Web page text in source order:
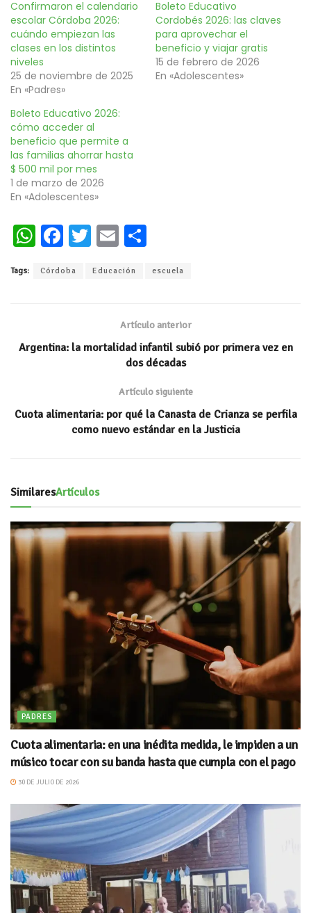
Confirmaron el calendario
escolar Córdoba 2026:
cuándo empiezan las
clases en los distintos
niveles
25 de noviembre de 2025
En «Padres»
Boleto Educativo
Cordobés 2026: las claves
para aprovechar el
beneficio y viajar gratis
15 de febrero de 2026
En «Adolescentes»
Boleto Educativo 2026:
cómo acceder al
beneficio que permite a
las familias ahorrar hasta
$ 500 mil por mes
1 de marzo de 2026
En «Adolescentes»
W
at
p
Fa
b
T
tt
E
ai
m
ar
ti
r
Tags: Córdoba Educación escuela
Artículo anterior
Argentina: la mortalidad infantil subió por primera vez en
dos décadas
Artículo siguiente
Cuota alimentaria: por qué la Canasta de Crianza se perfila
como nuevo estándar en la Justicia
SimilaresArtículos
PADRES
Cuota alimentaria: en una inédita medida, le impiden a un
músico tocar con su banda hasta que cumpla con el pago
30 DE JULIO DE 2026